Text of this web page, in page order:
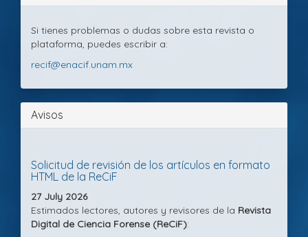
Si tienes problemas o dudas sobre esta revista o
plataforma, puedes escribir a:
recif@enacif.unam.mx
Avisos
Solicitud de revisión de los artículos en formato
HTML de la ReCiF
27 July 2026
Estimados lectores, autores y revisores de la Revista
Digital de Ciencia Forense (ReCiF):